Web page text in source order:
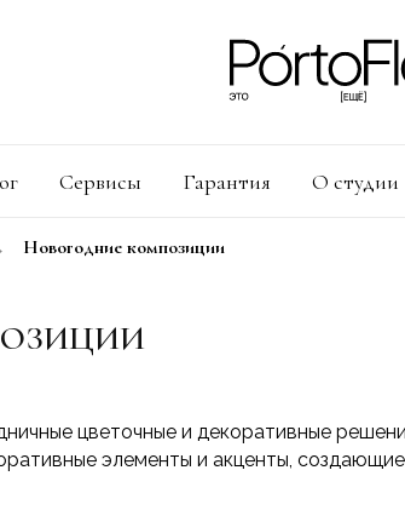
Сервисы Гарантия О студии
Новогодние композиции
цветочные и декоративные
элементы и акценты,